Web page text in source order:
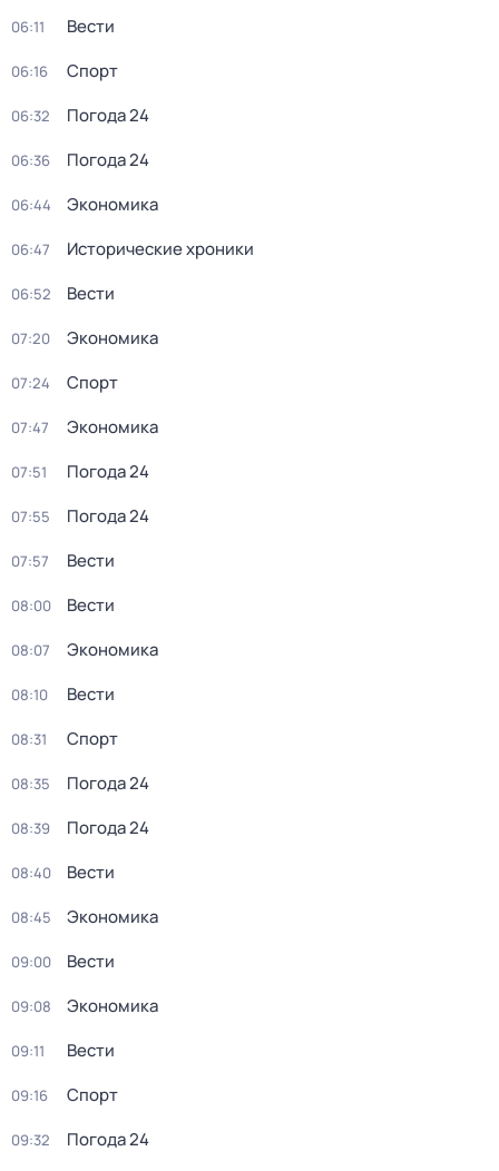
06:11 Вести
06:16 Спорт
06:32 Погода 24
06:36 Погода 24
06:44 Экономика
06:47 Исторические хроники
06:52 Вести
07:20 Экономика
07:24 Спорт
07:47 Экономика
07:51 Погода 24
07:55 Погода 24
07:57 Вести
08:00 Вести
08:07 Экономика
08:10 Вести
08:31 Спорт
08:35 Погода 24
08:39 Погода 24
08:40 Вести
08:45 Экономика
09:00 Вести
09:08 Экономика
09:11 Вести
09:16 Спорт
09:32 Погода 24